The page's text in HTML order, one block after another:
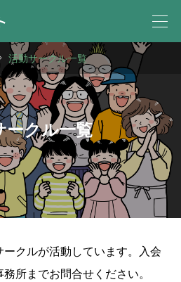
活動サークル一覧
ークル一覧
クルが活動しています。入会
所までお問合せください。